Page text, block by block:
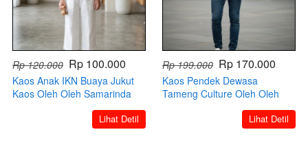
Rp 120.000 Rp 100.000
Kaos Anak IKN Buaya Jukut
Kaos Oleh Oleh Samarinda
`Lihat Detil
Rp 199.000 Rp 170.000
Kaos Pendek Dewasa
Tameng Culture Oleh Oleh
`Lihat Detil